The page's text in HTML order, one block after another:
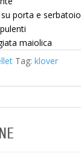
porta e serbatoio
maiolica
Tag: klover